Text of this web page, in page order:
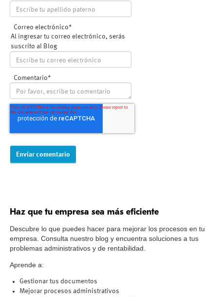
Correo electrónico*
Al ingresar tu correo electrónico, serás
suscrito al Blog
Comentario*
Haz que tu empresa sea más eficiente
Descubre lo que puedes hacer para mejorar los procesos en tu
empresa. Consulta nuestro blog y encuentra soluciones a tus
problemas administrativos y de rentabilidad.
Aprende a:
Gestionar tus documentos
Mejorar procesos administrativos